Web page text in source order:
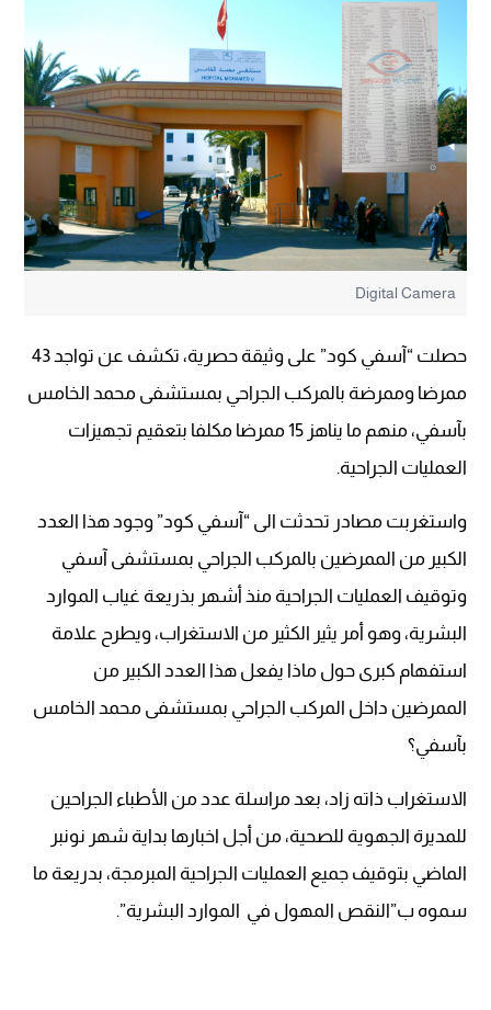
Digital Camera
حصلت “آسفي كود” على وثيقة حصرية، تكشف عن تواجد 43
ممرضا وممرضة بالمركب الجراحي بمستشفى محمد الخامس
بآسفي، منهم ما يناهز 15 ممرضا مكلفا بتعقيم تجهيزات
العمليات الجراحية.
واستغربت مصادر تحدثت الى “آسفي كود” وجود هذا العدد
الكبير من الممرضين بالمركب الجراحي بمستشفى آسفي
وتوقيف العمليات الجراحية منذ أشهر بذريعة غياب الموارد
البشرية، وهو أمر يثير الكثير من الاستغراب، ويطرح علامة
استفهام كبرى حول ماذا يفعل هذا العدد الكبير من
الممرضين داخل المركب الجراحي بمستشفى محمد الخامس
بآسفي؟
الاستغراب ذاته زاد، بعد مراسلة عدد من الأطباء الجراحين
للمديرة الجهوية للصحية، من أجل اخبارها بداية شهر نونبر
الماضي بتوقيف جميع العمليات الجراحية المبرمجة، بدريعة ما
سموه ب”النقص المهول في الموارد البشرية”.